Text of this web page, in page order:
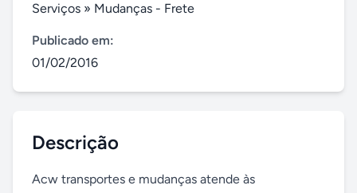
Serviços » Mudanças - Frete
Publicado em:
01/02/2016
Descrição
Acw transportes e mudanças atende às